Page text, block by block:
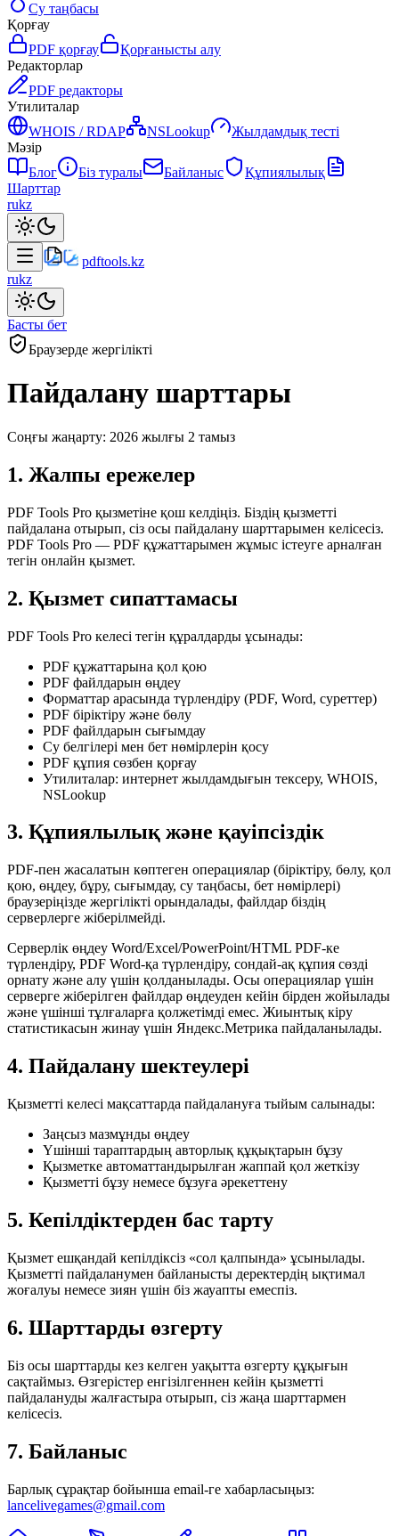
Су таңбасы
Қорғау
PDF қорғау
Қорғанысты алу
Редакторлар
PDF редакторы
Утилиталар
WHOIS / RDAP
NSLookup
Жылдамдық тесті
Мәзір
Блог
Біз туралы Байланыс
Құпиялылық
Шарттар
rukz
pdftools.kz
rukz
Басты бет
Браузерде жергілікті
Пайдалану шарттары
Соңғы жаңарту: 2026 жылғы 2 тамыз
1. Жалпы ережелер
PDF Tools Pro қызметіне қош келдіңіз. Біздің қызметті
пайдалана отырып, сіз осы пайдалану шарттарымен келісесіз.
PDF Tools Pro — PDF құжаттарымен жұмыс істеуге арналған
тегін онлайн қызмет.
2. Қызмет сипаттамасы
PDF Tools Pro келесі тегін құралдарды ұсынады:
PDF құжаттарына қол қою
PDF файлдарын өңдеу
Форматтар арасында түрлендіру (PDF, Word, суреттер)
PDF біріктіру және бөлу
PDF файлдарын сығымдау
Су белгілері мен бет нөмірлерін қосу
PDF құпия сөзбен қорғау
Утилиталар: интернет жылдамдығын тексеру, WHOIS,
NSLookup
3. Құпиялылық және қауіпсіздік
PDF-пен жасалатын көптеген операциялар (біріктіру, бөлу, қол
қою, өңдеу, бұру, сығымдау, су таңбасы, бет нөмірлері)
браузеріңізде жергілікті орындалады, файлдар біздің
серверлерге жіберілмейді.
Серверлік өңдеу Word/Excel/PowerPoint/HTML PDF-ке
түрлендіру, PDF Word-қа түрлендіру, сондай-ақ құпия сөзді
орнату және алу үшін қолданылады. Осы операциялар үшін
серверге жіберілген файлдар өңдеуден кейін бірден жойылады
және үшінші тұлғаларға қолжетімді емес. Жиынтық кіру
статистикасын жинау үшін Яндекс.Метрика пайдаланылады.
4. Пайдалану шектеулері
Қызметті келесі мақсаттарда пайдалануға тыйым салынады:
Заңсыз мазмұнды өңдеу
Үшінші тараптардың авторлық құқықтарын бұзу
Қызметке автоматтандырылған жаппай қол жеткізу
Қызметті бұзу немесе бұзуға әрекеттену
5. Кепілдіктерден бас тарту
Қызмет ешқандай кепілдіксіз «сол қалпында» ұсынылады.
Қызметті пайдаланумен байланысты деректердің ықтимал
жоғалуы немесе зиян үшін біз жауапты емеспіз.
6. Шарттарды өзгерту
Біз осы шарттарды кез келген уақытта өзгерту құқығын
сақтаймыз. Өзгерістер енгізілгеннен кейін қызметті
пайдалануды жалғастыра отырып, сіз жаңа шарттармен
келісесіз.
7. Байланыс
Барлық сұрақтар бойынша email-ге хабарласыңыз:
lancelivegames@gmail.com